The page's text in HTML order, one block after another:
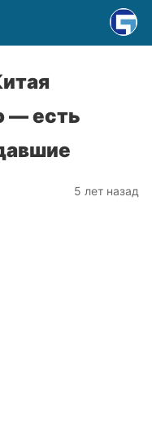
— есть
5 лет назад